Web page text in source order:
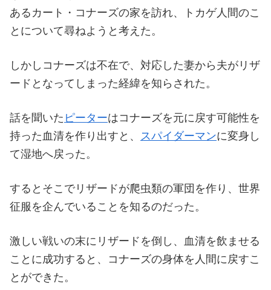
あるカート・コナーズの家を訪れ、トカゲ人間のこ
とについて尋ねようと考えた。
しかしコナーズは不在で、対応した妻から夫がリザ
ードとなってしまった経緯を知らされた。
話を聞いた ピーターはコナーズを元に戻す可能性を
持った血清を作り出すと、 スパイダーマンに変身し
て湿地へ戻った。
するとそこでリザードが爬虫類の軍団を作り、世界
征服を企んでいることを知るのだった。
激しい戦いの末にリザードを倒し、血清を飲ませる
ことに成功すると、コナーズの身体を人間に戻すこ
とができた。